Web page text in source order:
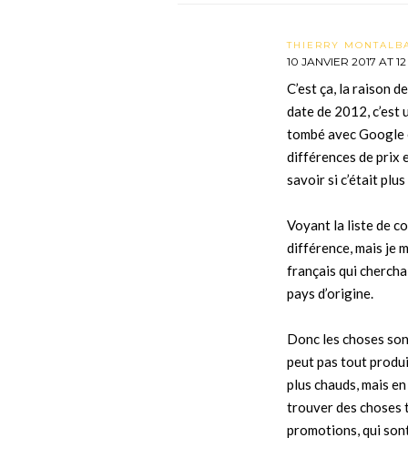
THIERRY
10 JANVIER 2017 AT
C’est ça, la raison
date de 2012, c’est
tombé avec
différences de prix
savoir si c’était
Voyant la liste de
différence, mais je
français qui
pays d’origine.
Donc les choses
peut pas tout
plus chauds, mais
trouver des choses
promotions, qui